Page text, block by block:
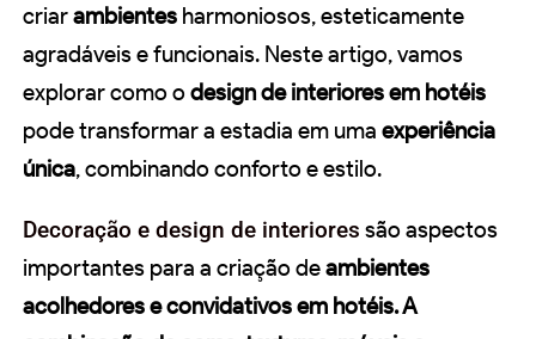
criarambientes harmoniosos, esteticamente
agradáveis e funcionais. Neste artigo, vamos
explorar como o design de interiores em hotéis
pode transformar a estadia em uma experiência
única, combinando conforto e estilo.
Decoração e design de interiores são aspectos
importantes para a criação deambientes
acolhedores e convidativos em hotéis. A